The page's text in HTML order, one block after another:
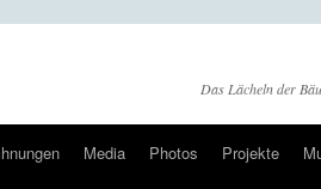
Das Lächeln der
Media Photos Projekte